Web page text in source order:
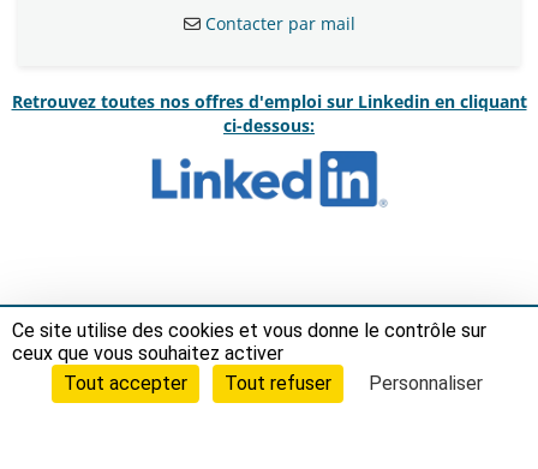
Contacter par mail
Retrouvez toutes nos offres d'emploi sur Linkedin en cliquant
ci-dessous:
Ce site utilise des cookies et vous donne le contrôle sur
ceux que vous souhaitez activer
Tout accepter
Tout refuser Personnaliser